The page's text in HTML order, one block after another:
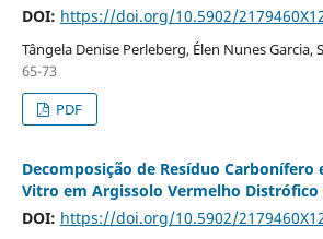
DOI: https://doi.org/10.5902/
Tângela Denise Perleberg, Élen Nunes Garcia,
65-73
PDF
Decomposição de Resíduo Carbonífero
Vitro em Argissolo Vermelho Distrófico
DOI: https://doi.org/10.5902/